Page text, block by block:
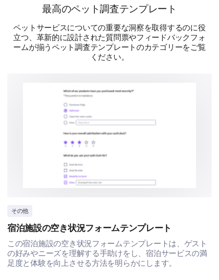
最高のペット調査テンプレート
ペットサービスについての重要な洞察を取得するのに役
立つ、革新的に設計された質問票やフィードバックフォ
ームが揃うペット調査テンプレートのカテゴリーをご覧
ください。
その他
宿泊施設の空き状況フォームテンプレート
この宿泊施設の空き状況フォームテンプレートは、ゲスト
の好みやニーズを理解する手助けをし、宿泊サービスの満
足度と体験を向上させる方法を明らかにします。